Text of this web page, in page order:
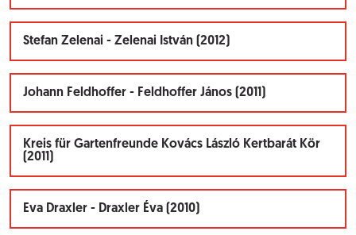
Stefan Zelenai - Zelenai István (2012)
Johann Feldhoffer - Feldhoffer János (2011)
Kreis für Gartenfreunde Kovács László Kertbarát Kör
(2011)
Eva Draxler - Draxler Éva (2010)